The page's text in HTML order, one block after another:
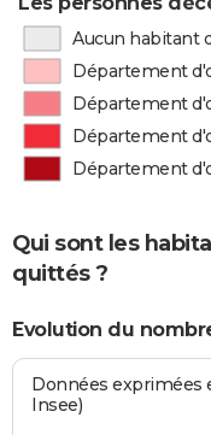
Aucun habitant
Département
Département
Département
Département
Qui sont les
quittés ?
Evolution du
Données exprimées
Insee)